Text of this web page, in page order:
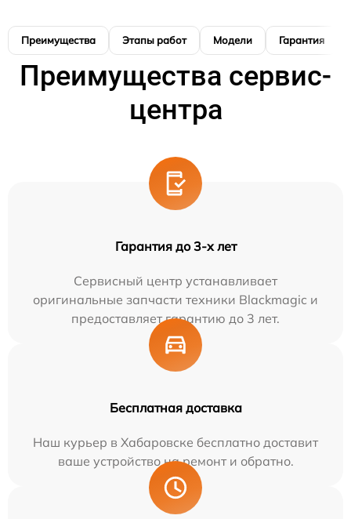
Преимущества Этапы работ Модели Гарантия
Преимущества сервис-
центра
Гарантия до 3-х лет
Сервисный центр устанавливает
оригинальные запчасти техники Blackmagic и
предоставляет гарантию до 3 лет.
Бесплатная доставка
Наш курьер в Хабаровске бесплатно доставит
ваше устройство на ремонт и обратно.